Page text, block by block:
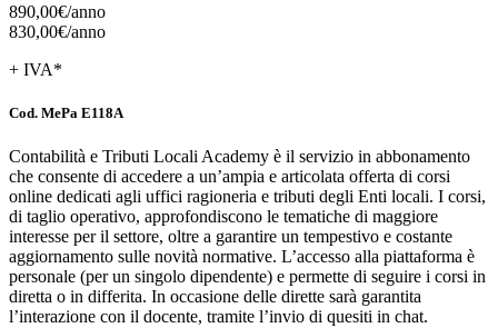
890,00€/anno
830,00€/anno
+ IVA*
Cod. MePa E118A
Contabilità e Tributi Locali Academy è il servizio in abbonamento
che consente di accedere a un’ampia e articolata offerta di corsi
online dedicati agli uffici ragioneria e tributi degli Enti locali. I corsi,
di taglio operativo, approfondiscono le tematiche di maggiore
interesse per il settore, oltre a garantire un tempestivo e costante
aggiornamento sulle novità normative. L’accesso alla piattaforma è
personale (per un singolo dipendente) e permette di seguire i corsi in
diretta o in differita. In occasione delle dirette sarà garantita
l’interazione con il docente, tramite l’invio di quesiti in chat.